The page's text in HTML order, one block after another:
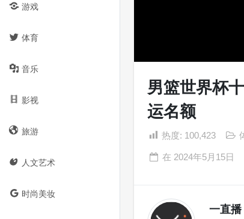
游戏
体育
音乐
影视
旅游
人文艺术
时尚美妆
男篮世界杯
运名额
热度: 100,423
在 2024年5月15日
一直播